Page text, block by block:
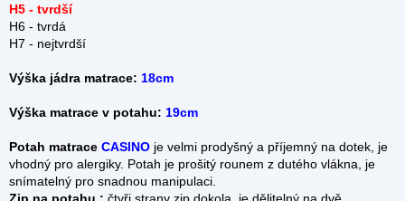
H5 - tvrdší
H6 - tvrdá
H7 - nejtvrdší
Výška jádra matrace: 18cm
Výška matrace v potahu: 19cm
Potah matrace CASINO je velmi prodyšný a příjemný na dotek, je
vhodný pro alergiky. Potah je prošitý rounem z dutého vlákna, je
snímatelný pro snadnou manipulaci.
Zip na potahu : čtyři strany zip dokola, je dělitelný na dvě